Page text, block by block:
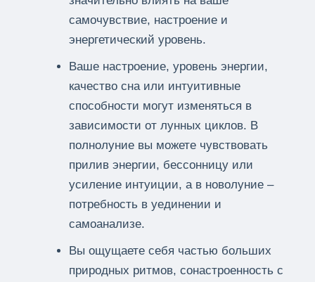
самочувствие, настроение и
энергетический уровень.
Ваше настроение, уровень энергии,
качество сна или интуитивные
способности могут изменяться в
зависимости от лунных циклов. В
полнолуние вы можете чувствовать
прилив энергии, бессонницу или
усиление интуиции, а в новолуние –
потребность в уединении и
самоанализе.
Вы ощущаете себя частью больших
природных ритмов, сонастроенность с